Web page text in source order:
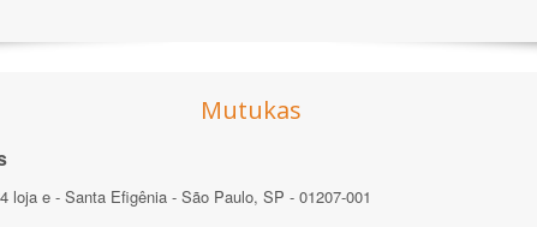
Mutukas
loja e - Santa Efigênia - São Paulo, SP - 01207-001